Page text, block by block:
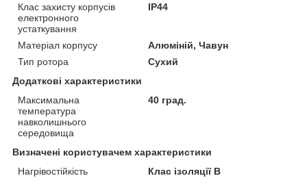
Клас захисту корпусів
електронного
устаткування
IP44
Матеріал корпусу
Алюміній, Чавун
Тип ротора
Сухий
Додаткові характеристики
Максимальна
температура
навколишнього
середовища
40 град.
Визначені користувачем характеристики
Нагрівостійкість
Клас ізоляції B